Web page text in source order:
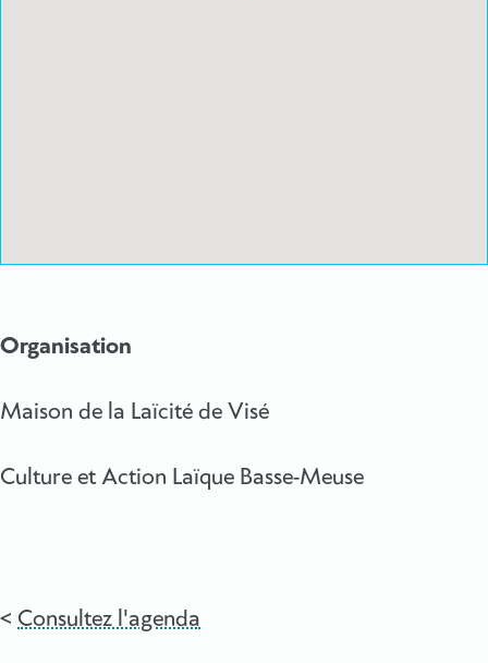
Organisation
Maison de la Laïcité de Visé
Culture et Action Laïque Basse-Meuse
Consultez l'agenda